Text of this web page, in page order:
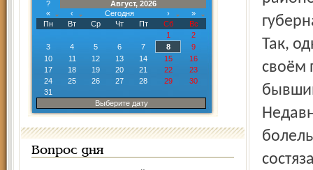
?
Август, 2026
«
‹ Сегодня ›
»
Пн
Вт Ср Чт Пт Сб
Вс
1
2
3
4 5 6 7 8
9
10
11 12 13 14 15
16
17
18 19 20 21 22
23
24
25 26 27 28 29
30
31
Выберите дату
Вопрос дня
Так,
своём